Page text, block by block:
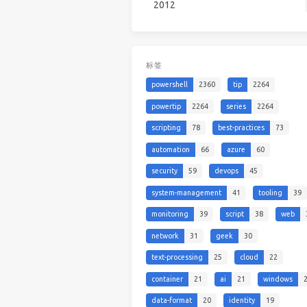
2012
标签
powershell 2360 tip 2264
powertip 2264 series 2264
scripting 78 best-practices 73
automation 66 azure 60
security 59 devops 45
system-management 41 tooling 39
monitoring 39 script 38 web
network 31 geek 30
text-processing 25 cloud 22
container 21 ai 21 windows
data-format 20 identity 19